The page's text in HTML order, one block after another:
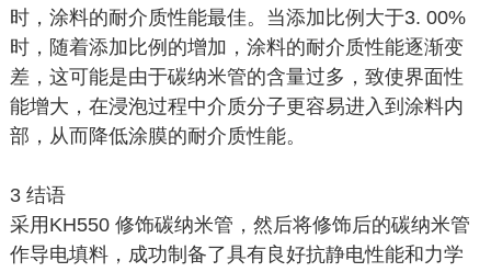
时，涂料的耐介质性能最佳。当添加比例大于3. 00%
时，随着添加比例的增加，涂料的耐介质性能逐渐变
差，这可能是由于碳纳米管的含量过多，致使界面性
能增大，在浸泡过程中介质分子更容易进入到涂料内
部，从而降低涂膜的耐介质性能。
3 结语
采用KH550 修饰碳纳米管，然后将修饰后的碳纳米管
作导电填料，成功制备了具有良好抗静电性能和力学